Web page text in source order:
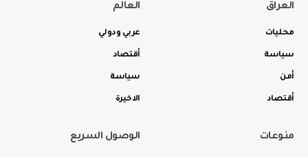
العراق
محليات
سياسة
أمن
أقتصاد
العالم
عربي ودولي
أقتصاد
سياسة
الاخيرة
منوعات الوصول السريع